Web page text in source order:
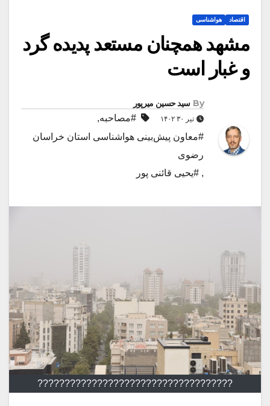
اقتصاد هواشناسی
مشهد همچنان مستعد پدیده گرد
و غبار است
By سید حسین میرپور
تیر ۳۰ ۱۴۰۲ #مصاحبه,
#معاون پیش‌بینی هواشناسی استان خراسان
رضوی
, #یحیی قائنی پور
????????????????????????????????????